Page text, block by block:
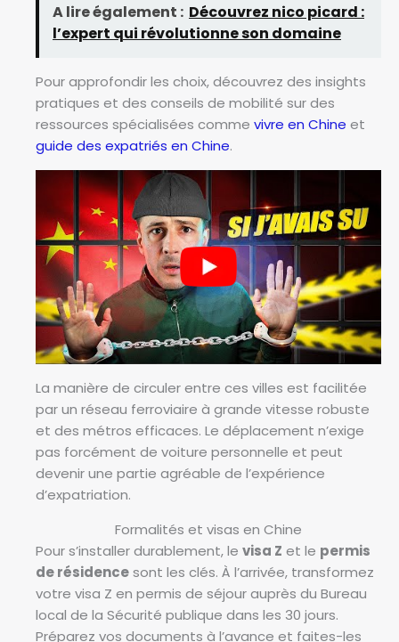
A lire également : Découvrez nico picard :
l’expert qui révolutionne son domaine
Pour approfondir les choix, découvrez des insights
pratiques et des conseils de mobilité sur des
ressources spécialisées comme vivre en Chine et
guide des expatriés en Chine.
La manière de circuler entre ces villes est facilitée
par un réseau ferroviaire à grande vitesse robuste
et des métros efficaces. Le déplacement n’exige
pas forcément de voiture personnelle et peut
devenir une partie agréable de l’expérience
d’expatriation.
Formalités et visas en Chine
Pour s’installer durablement, le visa Z et le permis
de résidencesont les clés. À l’arrivée, transformez
votre visa Z en permis de séjour auprès du Bureau
local de la Sécurité publique dans les 30 jours.
Préparez vos documents à l’avance et faites-les